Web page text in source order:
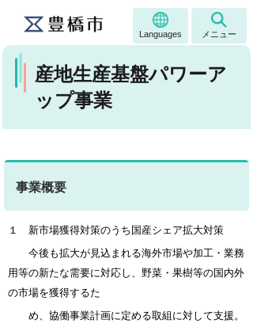
Languages メニュー
産地生産基盤パワーア
ップ事業
事業概要
１ 新市場獲得対策のうち国産シェア拡大対策
今後も拡大が見込まれる海外市場や加工・業務
用等の新たな需要に対応し、野菜・果樹等の国内外
の市場を獲得するた
め、協働事業計画に定める取組に対して支援。